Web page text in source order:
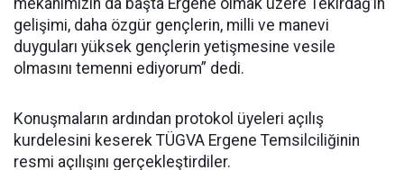
mekanımızın da başta Ergene olmak üzere Tekirdağ’ın
gelişimi, daha özgür gençlerin, milli ve manevi
duyguları yüksek gençlerin yetişmesine vesile
olmasını temenni ediyorum” dedi.
Konuşmaların ardından protokol üyeleri açılış
kurdelesini keserek TÜGVA Ergene Temsilciliğinin
resmi açılışını gerçekleştirdiler.